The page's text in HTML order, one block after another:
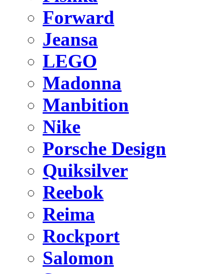
Forward
Jeansa
LEGO
Madonna
Manbition
Nike
Porsche Design
Quiksilver
Reebok
Reima
Rockport
Salomon